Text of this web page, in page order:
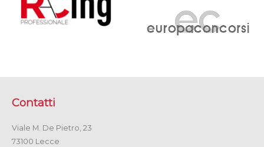
Contatti
Viale M. De Pietro, 23
73100 Lecce